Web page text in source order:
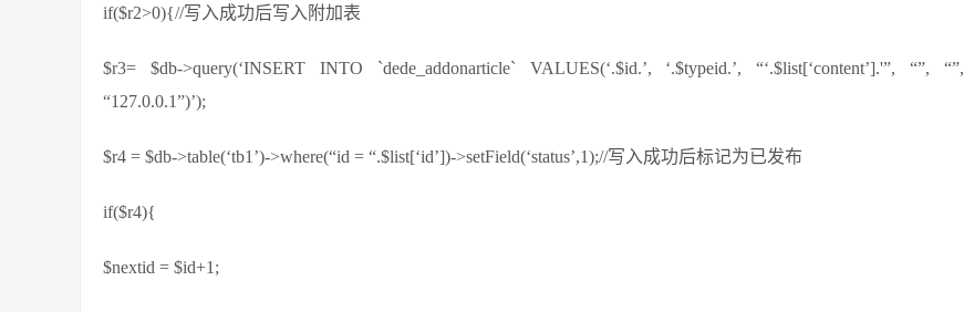
if($r2>0){//写入成功后写入附加表
$r3= $db->query(‘INSERT INTO `dede_addonarticle` VALUES(‘.$id.’, ‘.$typeid.’, “‘.$list[‘content’].'”, “”, “”,
“127.0.0.1”)’);
$r4 = $db->table(‘tb1’)->where(“id = “.$list[‘id’])->setField(‘status’,1);//写入成功后标记为已发布
if($r4){
$nextid = $id+1;